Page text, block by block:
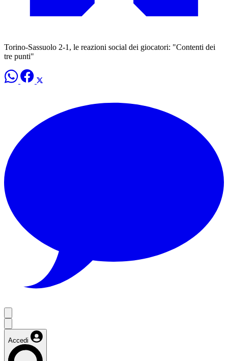
Torino-Sassuolo 2-1, le reazioni social dei giocatori: "Contenti dei
tre punti"
Accedi